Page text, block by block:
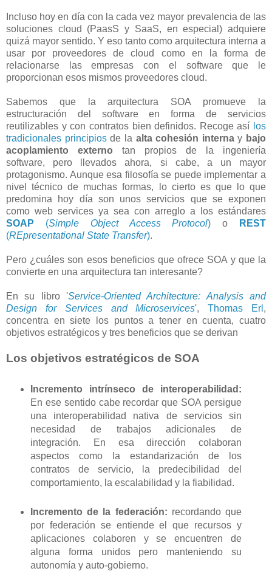
Incluso hoy en día con la cada vez mayor prevalencia de las
soluciones cloud (PaasS y SaaS, en especial) adquiere
quizá mayor sentido. Y eso tanto como arquitectura interna a
usar por proveedores de cloud como en la forma de
relacionarse las empresas con el software que le
proporcionan esos mismos proveedores cloud.
Sabemos que la arquitectura SOA promueve la
estructuración del software en forma de servicios
reutilizables y con contratos bien definidos. Recoge así los
tradicionales principiosde la alta cohesión internay bajo
acoplamiento externo tan propios de la ingeniería
software, pero llevados ahora, si cabe, a un mayor
protagonismo. Aunque esa filosofía se puede implementar a
nivel técnico de muchas formas, lo cierto es que lo que
predomina hoy día son unos servicios que se exponen
como web services ya sea con arreglo a los estándares
SOAP (Simple Object Access Protocol) o
REST
(REpresentational State Transfer).
Pero ¿cuáles son esos beneficios que ofrece SOA y que la
convierte en una arquitectura tan interesante?
En su libro 'Service-Oriented Architecture: Analysis and
Design for Services and Microservices',Thomas Erl ,
concentra en siete los puntos a tener en cuenta, cuatro
objetivos estratégicos y tres beneficios que se derivan
Los objetivos estratégicos de SOA
Incremento intrínseco de interoperabilidad:
En ese sentido cabe recordar que SOA persigue
una interoperabilidad nativa de servicios sin
necesidad de trabajos adicionales de
integración. En esa dirección colaboran
aspectos como la estandarización de los
contratos de servicio, la predecibilidad del
comportamiento, la escalabilidad y la fiabilidad.
Incremento de la federación: recordando que
por federación se entiende el que recursos y
aplicaciones colaboren y se encuentren de
alguna forma unidos pero manteniendo su
autonomía y auto-gobierno.